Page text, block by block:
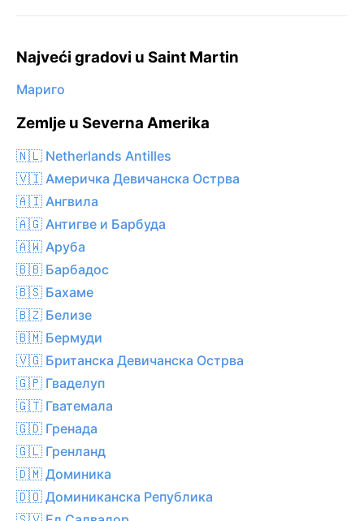
Najveći gradovi u Saint Martin
Мариго
Zemlje u Severna Amerika
🇳🇱 Netherlands Antilles
🇻🇮 Америчка Девичанска Острва
🇦🇮 Ангвила
🇦🇬 Антигве и Барбуда
🇦🇼 Аруба
🇧🇧 Барбадос
🇧🇸 Бахаме
🇧🇿 Белизе
🇧🇲 Бермуди
🇻🇬 Британска Девичанска Острва
🇬🇵 Гваделуп
🇬🇹 Гватемала
🇬🇩 Гренада
🇬🇱 Гренланд
🇩🇲 Доминика
🇩🇴 Доминиканска Република